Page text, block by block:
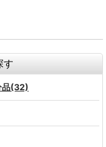
す
品(32)